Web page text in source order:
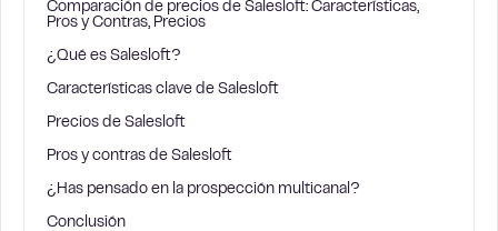
Comparación de precios de Salesloft: Características,
Pros y Contras, Precios
¿Qué es Salesloft?
Características clave de Salesloft
Precios de Salesloft
Pros y contras de Salesloft
¿Has pensado en la prospección multicanal?
Conclusión